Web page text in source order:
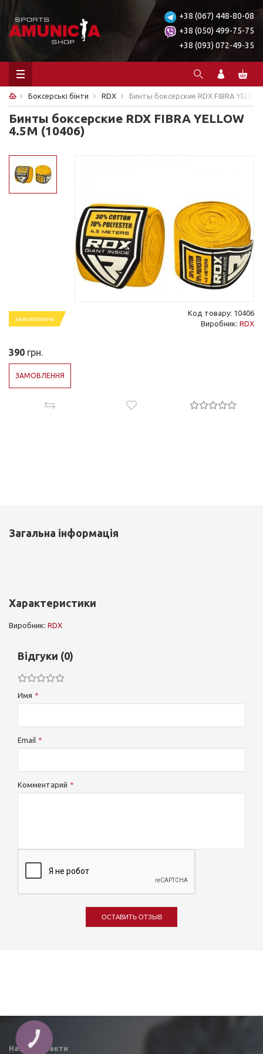
+38 (067) 448-80-08
+38 (050) 499-75-75
+38 (093) 072-49-35
Боксерські бінти RDX Бинты боксерские RDX FIBRA
Бинты боксерские RDX FIBRA YELLOW
4.5M (10406)
замовлення
Код товару: 10406
Виробник: RDX
390 грн.
ЗАМОВЛЕННЯ
Загальна інформація
Характеристики
Виробник: RDX
Відгуки (0)
Имя
Email
Комментарий
ОСТАВИТЬ ОТЗЫВ
Наші контакти
КНОПКА
ЗВ'ЯЗКУ